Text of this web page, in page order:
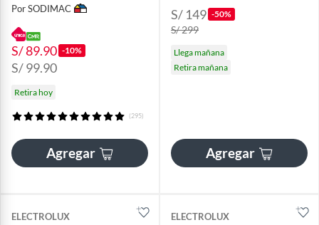
Por SODIMAC
S/ 89.90 -10%
S/ 99.90
Retira hoy
(295)
Agregar
S/ 149 -50%
S/ 299
Llega mañana
Retira mañana
Agregar
ELECTROLUX ELECTROLUX